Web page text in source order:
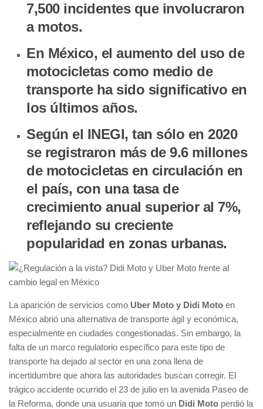
7,500 incidentes que involucraron
a motos.
En México, el aumento del uso de
motocicletas como medio de
transporte ha sido significativo en
los últimos años.
Según el INEGI, tan sólo en 2020
se registraron más de 9.6 millones
de motocicletas en circulación en
el país, con una tasa de
crecimiento anual superior al 7%,
reflejando su creciente
popularidad en zonas urbanas.
La aparición de servicios como Uber Moto y Didi Moto en
México abrió una alternativa de transporte ágil y económica,
especialmente en ciudades congestionadas. Sin embargo, la
falta de un marco regulatorio específico para este tipo de
transporte ha dejado al sector en una zona llena de
incertidumbre que ahora las autoridades buscan corregir. El
trágico accidente ocurrido el 23 de julio en la avenida Paseo de
la Reforma, donde una usuaria que tomó un Didi Moto perdió la